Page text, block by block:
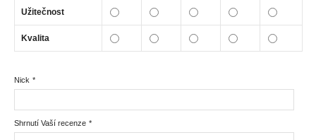
Užitečnost
Kvalita
*
Nick
*
Shrnutí Vaší recenze